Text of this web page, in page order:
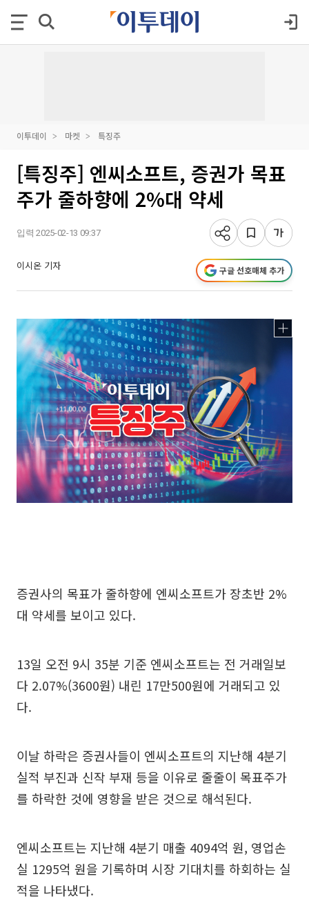
이투데이 마켓 특징주
[특징주] 엔씨소프트, 증권가 목표
주가 줄하향에 2%대 약세
입력 2025-02-13 09:37
이시온 기자 구글 선호매체 추가
증권사의 목표가 줄하향에 엔씨소프트가 장초반 2%
대 약세를 보이고 있다.
13일 오전 9시 35분 기준 엔씨소프트는 전 거래일보
다 2.07%(3600원) 내린 17만500원에 거래되고 있
다.
이날 하락은 증권사들이 엔씨소프트의 지난해 4분기
실적 부진과 신작 부재 등을 이유로 줄줄이 목표주가
를 하락한 것에 영향을 받은 것으로 해석된다.
엔씨소프트는 지난해 4분기 매출 4094억 원, 영업손
실 1295억 원을 기록하며 시장 기대치를 하회하는 실
적을 나타냈다.